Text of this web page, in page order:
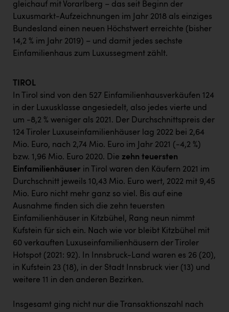
gleichauf mit Vorarlberg – das seit Beginn der
Luxusmarkt-Aufzeichnungen im Jahr 2018 als einziges
Bundesland einen neuen Höchstwert erreichte (bisher
14,2 % im Jahr 2019) – und damit jedes sechste
Einfamilienhaus zum Luxussegment zählt.
TIROL
In Tirol sind von den 527 Einfamilienhausverkäufen 124
in der Luxusklasse angesiedelt, also jedes vierte und
um -8,2 % weniger als 2021. Der Durchschnittspreis der
124 Tiroler Luxuseinfamilienhäuser lag 2022 bei 2,64
Mio. Euro, nach 2,74 Mio. Euro im Jahr 2021 (-4,2 %)
bzw. 1,96 Mio. Euro 2020. Die zehn teuersten
Einfamilienhäuser in Tirol waren den Käufern 2021 im
Durchschnitt jeweils 10,43 Mio. Euro wert, 2022 mit 9,45
Mio. Euro nicht mehr ganz so viel. Bis auf eine
Ausnahme finden sich die zehn teuersten
Einfamilienhäuser in Kitzbühel, Rang neun nimmt
Kufstein für sich ein. Nach wie vor bleibt Kitzbühel mit
60 verkauften Luxuseinfamilienhäusern der Tiroler
Hotspot (2021: 92). In Innsbruck-Land waren es 26 (20),
in Kufstein 23 (18), in der Stadt Innsbruck vier (13) und
weitere 11 in den anderen Bezirken.
Insgesamt ging nicht nur die Transaktionszahl nach